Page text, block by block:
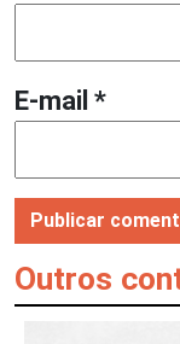
E-mail *
Outros